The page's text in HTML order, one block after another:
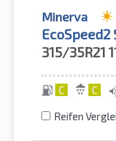
Minerva
EcoSpeed2
315/35R21
C C
Reifen